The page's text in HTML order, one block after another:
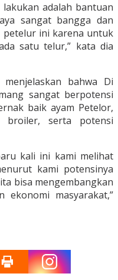
adalah bantuan
sangat bangga dan
petelur ini karena untuk
satu telur,” kata dia
bahwa Di
sangat berpotensi
baik ayam Petelor,
broiler, serta potensi
kali ini kami melihat
kami potensinya
bisa mengembangkan
ekonomi masyarakat,”